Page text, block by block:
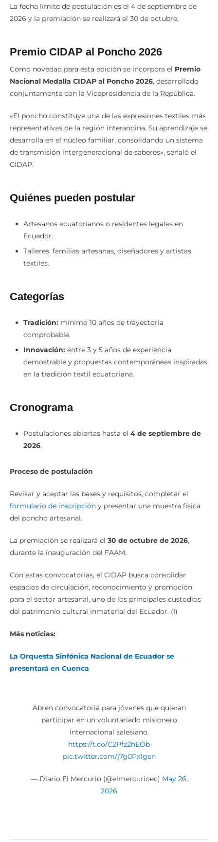
La fecha límite de postulación es el 4 de septiembre de
2026 y la premiación se realizará el 30 de octubre.
Premio CIDAP al Poncho 2026
Como novedad para esta edición se incorpora el Premio
Nacional Medalla CIDAP al Poncho 2026, desarrollado
conjuntamente con la Vicepresidencia de la República.
«El poncho constituye una de las expresiones textiles más
representativas de la región interandina. Su aprendizaje se
desarrolla en el núcleo familiar, consolidando un sistema
de transmisión intergeneracional de saberes», señaló el
CIDAP.
Quiénes pueden postular
Artesanos ecuatorianos o residentes legales en
Ecuador.
Talleres, familias artesanas, diseñadores y artistas
textiles.
Categorías
Tradición: mínimo 10 años de trayectoria
comprobable.
Innovación: entre 3 y 5 años de experiencia
demostrable y propuestas contemporáneas inspiradas
en la tradición textil ecuatoriana.
Cronograma
Postulaciones abiertas hasta el 4 de septiembre de
2026.
Proceso de postulación
Revisar y aceptar las bases y requisitos, completar el
formulario de inscripción y presentar una muestra física
del poncho artesanal.
La premiación se realizará el 30 de octubre de 2026,
durante la inauguración del FAAM.
Con estas convocatorias, el CIDAP busca consolidar
espacios de circulación, reconocimiento y promoción
para el sector artesanal, uno de los principales custodios
del patrimonio cultural inmaterial del Ecuador. (I)
Más noticias:
La Orquesta Sinfónica Nacional de Ecuador se
presentará en Cuenca
Abren convocatoria para jóvenes que quieran
participar en un voluntariado misionero
internacional salesiano.
https://t.co/C2Pfz2hEOb
pic.twitter.com/j7g0Px1gen
— Diario El Mercurio (@elmercurioec) May 26,
2026